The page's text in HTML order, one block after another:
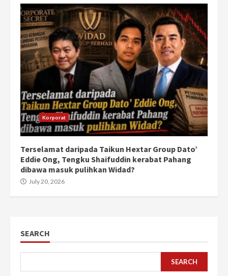
Korporat
Terselamat daripada Taikun Hextar Group Dato’
Eddie Ong, Tengku Shaifuddin kerabat Pahang
dibawa masuk pulihkan Widad?
July 20, 2026
SEARCH
SEARCH